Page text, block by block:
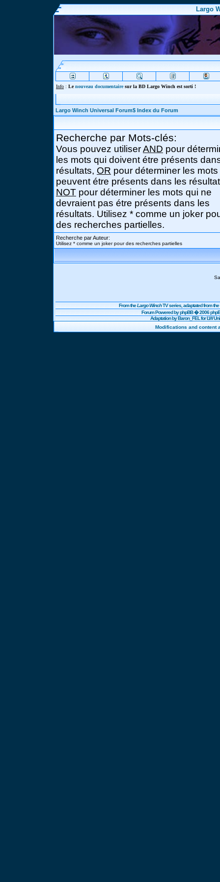
Largo
Info : Lenouveau documentairesur la BD Largo Winch est sorti !
Largo Winch Universal Forum$ Index du Forum
Recherche par Mots-clés:
Vous pouvez utiliserAND pour
les mots qui doivent étre présents
résultats, OR pour déterminer les
peuvent étre présents dans les
NOT pour déterminer les mots qui ne
devraient pas étre présents dans les
résultats. Utilisez * comme un joker
des recherches partielles.
Recherche par Auteur:
Utilisez * comme un joker pour des recherches partielles
From theLargo WinchTV series, adaptated from
Forum Powered byphpBB� 2006
Adaptation by Baron_FEL for LW
Modifications and content